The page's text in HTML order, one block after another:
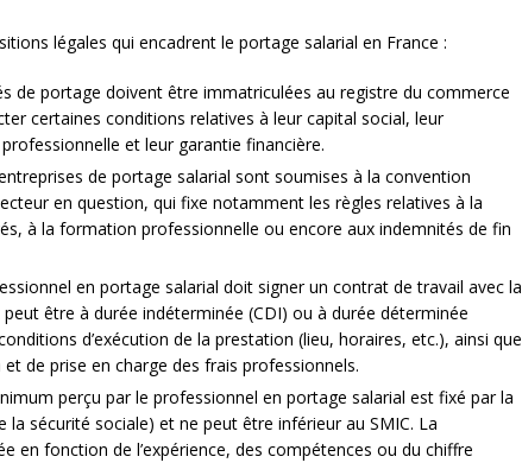
légales qui encadrent le portage salarial en France :
de portage doivent être immatriculées au registre du commerce
certaines conditions relatives à leur capital social, leur
et leur garantie financière.
de portage salarial sont soumises à la convention
en question, qui fixe notamment les règles relatives à la
à la formation professionnelle ou encore aux indemnités de fin
en portage salarial doit signer un contrat de travail avec la
être à durée indéterminée (CDI) ou à durée déterminée
d’exécution de la prestation (lieu, horaires, etc.), ainsi que
de prise en charge des frais professionnels.
perçu par le professionnel en portage salarial est fixé par la
la sécurité sociale) et ne peut être inférieur au SMIC. La
en fonction de l’expérience, des compétences ou du chiffre